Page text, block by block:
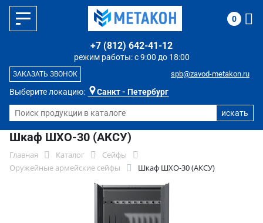
Выберите локацию: Санкт - Петербург
режим работы: с 9:00 до 18:00
+7 (812) 642-41-12
spb@zavod-metakon.ru
ЗАКАЗАТЬ ЗВОНОК
0
Шкаф ШХО-30 (АКСУ)
Главная Каталог
Сейфы
Оружейные армейские сейфы
Шкаф ШХО-30 (АКСУ)